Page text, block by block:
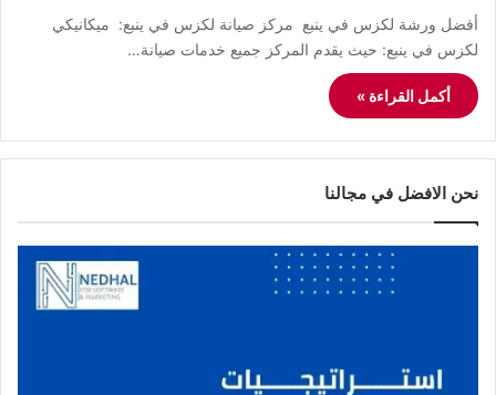
أفضل ورشة لكزس في ينبع مركز صيانة لكزس في ينبع: ميكانيكي
لكزس في ينبع: حيث يقدم المركز جميع خدمات صيانة…
أكمل القراءة »
نحن الافضل في مجالنا